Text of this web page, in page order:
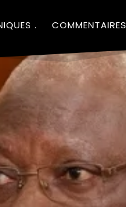
COMMENTAIRES